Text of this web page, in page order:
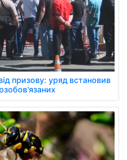
призову: уряд встановив